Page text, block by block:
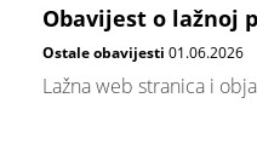
Obavijest o lažnoj
Ostale obavijesti 01.06.2026
Lažna web stranica i